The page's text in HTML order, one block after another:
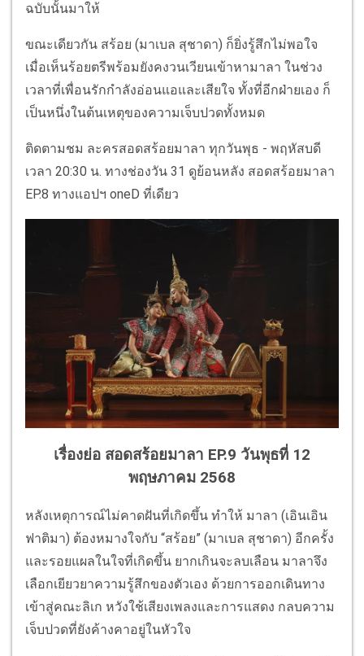
ฉบับนั้นมาให้
ขณะเดียวกัน สร้อย (มาเบล สุชาดา) ก็ยิ่งรู้สึกไม่พอใจ
เมื่อเห็นร้อยตรีพร้อมยังคงวนเวียนเข้าหามาลา ในช่วง
เวลาที่เพื่อนรักกำลังอ่อนแอและเสียใจ ทั้งที่อีกฝ่ายเอง ก็
เป็นหนึ่งในต้นเหตุของความเจ็บปวดทั้งหมด
ติดตามชม ละครสอดสร้อยมาลา ทุกวันพุธ - พฤหัสบดี
เวลา 20:30 น. ทางช่องวัน 31 ดูย้อนหลัง สอดสร้อยมาลา
EP.8 ทางแอปฯ oneD ที่เดียว
เรื่องย่อ สอดสร้อยมาลา EP.9 วันพุธที่ 12
พฤษภาคม 2568
หลังเหตุการณ์ไม่คาดฝันที่เกิดขึ้น ทำให้ มาลา (เอินเอิน
ฟาติมา) ต้องหมางใจกับ “สร้อย” (มาเบล สุชาดา) อีกครั้ง
และรอยแผลในใจที่เกิดขึ้น ยากเกินจะลบเลือน มาลาจึง
เลือกเยียวยาความรู้สึกของตัวเอง ด้วยการออกเดินทาง
เข้าสู่คณะลิเก หวังใช้เสียงเพลงและการแสดง กลบความ
เจ็บปวดที่ยังค้างคาอยู่ในหัวใจ